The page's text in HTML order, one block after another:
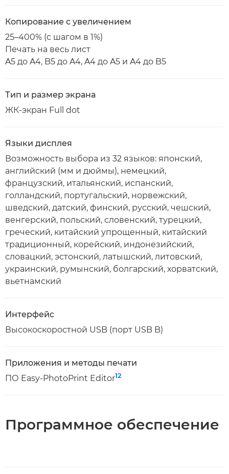
Копирование с увеличением
25–400% (с шагом в 1%)
Печать на весь лист
A5 до A4, B5 до A4, A4 до A5 и A4 до B5
Тип и размер экрана
ЖК-экран Full dot
Языки дисплея
Возможность выбора из 32 языков: японский,
английский (мм и дюймы), немецкий,
французский, итальянский, испанский,
голландский, португальский, норвежский,
шведский, датский, финский, русский, чешский,
венгерский, польский, словенский, турецкий,
греческий, китайский упрощенный, китайский
традиционный, корейский, индонезийский,
словацкий, эстонский, латышский, литовский,
украинский, румынский, болгарский, хорватский,
вьетнамский
Интерфейс
Высокоскоростной USB (порт USB B)
Приложения и методы печати
ПО Easy-PhotoPrint Editor12
Программное обеспечение